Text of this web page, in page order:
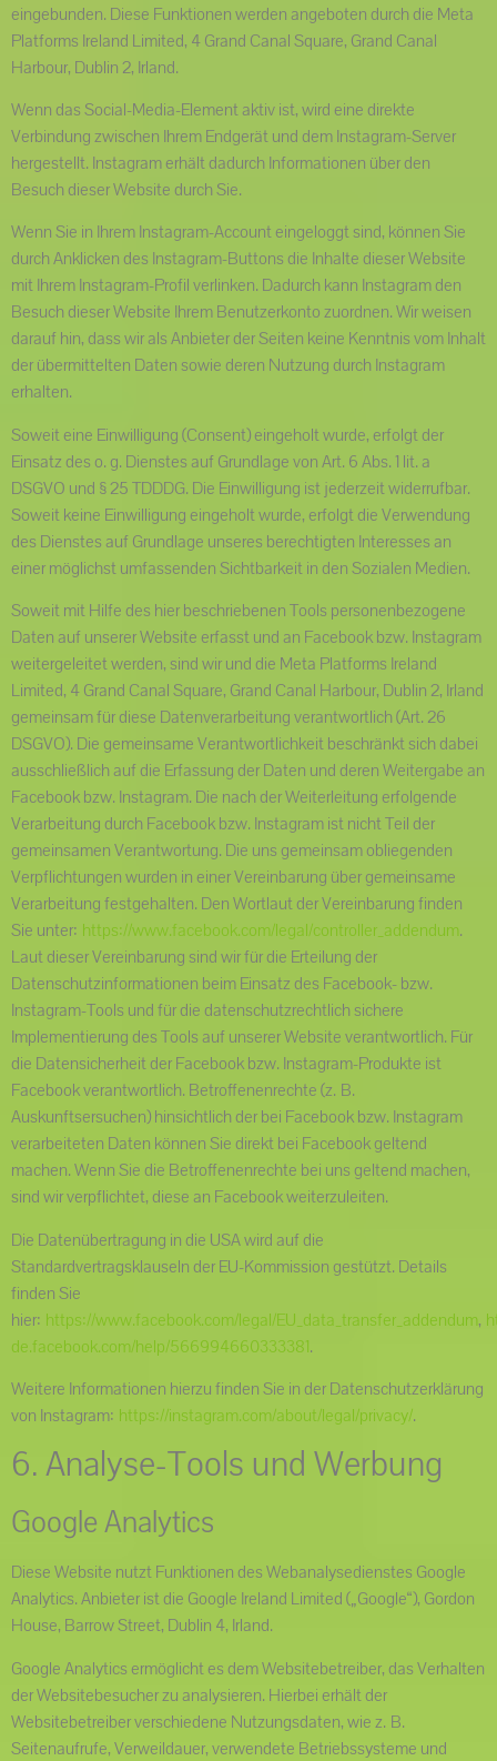
eingebunden. Diese Funktionen werden angeboten durch die Meta
Platforms Ireland Limited, 4 Grand Canal Square, Grand Canal
Harbour, Dublin 2, Irland.
Wenn das Social-Media-Element aktiv ist, wird eine direkte
Verbindung zwischen Ihrem Endgerät und dem Instagram-Server
hergestellt. Instagram erhält dadurch Informationen über den
Besuch dieser Website durch Sie.
Wenn Sie in Ihrem Instagram-Account eingeloggt sind, können Sie
durch Anklicken des Instagram-Buttons die Inhalte dieser Website
mit Ihrem Instagram-Profil verlinken. Dadurch kann Instagram den
Besuch dieser Website Ihrem Benutzerkonto zuordnen. Wir weisen
darauf hin, dass wir als Anbieter der Seiten keine Kenntnis vom Inhalt
der übermittelten Daten sowie deren Nutzung durch Instagram
erhalten.
Soweit eine Einwilligung (Consent) eingeholt wurde, erfolgt der
Einsatz des o. g. Dienstes auf Grundlage von Art. 6 Abs. 1 lit. a
DSGVO und § 25 TDDDG. Die Einwilligung ist jederzeit widerrufbar.
Soweit keine Einwilligung eingeholt wurde, erfolgt die Verwendung
des Dienstes auf Grundlage unseres berechtigten Interesses an
einer möglichst umfassenden Sichtbarkeit in den Sozialen Medien.
Soweit mit Hilfe des hier beschriebenen Tools personenbezogene
Daten auf unserer Website erfasst und an Facebook bzw. Instagram
weitergeleitet werden, sind wir und die Meta Platforms Ireland
Limited, 4 Grand Canal Square, Grand Canal Harbour, Dublin 2, Irland
gemeinsam für diese Datenverarbeitung verantwortlich (Art. 26
DSGVO). Die gemeinsame Verantwortlichkeit beschränkt sich dabei
ausschließlich auf die Erfassung der Daten und deren Weitergabe an
Facebook bzw. Instagram. Die nach der Weiterleitung erfolgende
Verarbeitung durch Facebook bzw. Instagram ist nicht Teil der
gemeinsamen Verantwortung. Die uns gemeinsam obliegenden
Verpflichtungen wurden in einer Vereinbarung über gemeinsame
Verarbeitung festgehalten. Den Wortlaut der Vereinbarung finden
Sie unter: https://www.facebook.com/legal/controller_addendum.
Laut dieser Vereinbarung sind wir für die Erteilung der
Datenschutzinformationen beim Einsatz des Facebook- bzw.
Instagram-Tools und für die datenschutzrechtlich sichere
Implementierung des Tools auf unserer Website verantwortlich. Für
die Datensicherheit der Facebook bzw. Instagram-Produkte ist
Facebook verantwortlich. Betroffenenrechte (z. B.
Auskunftsersuchen) hinsichtlich der bei Facebook bzw. Instagram
verarbeiteten Daten können Sie direkt bei Facebook geltend
machen. Wenn Sie die Betroffenenrechte bei uns geltend machen,
sind wir verpflichtet, diese an Facebook weiterzuleiten.
Die Datenübertragung in die USA wird auf die
Standardvertragsklauseln der EU-Kommission gestützt. Details
finden Sie
hier: https://www.facebook.com/legal/EU_data_transfer_addendum,
de.facebook.com/help/566994660333381.
Weitere Informationen hierzu finden Sie in der Datenschutzerklärung
von Instagram: https://instagram.com/about/legal/privacy/.
6. Analyse-Tools und Werbung
Google Analytics
Diese Website nutzt Funktionen des Webanalysedienstes Google
Analytics. Anbieter ist die Google Ireland Limited („Google“), Gordon
House, Barrow Street, Dublin 4, Irland.
Google Analytics ermöglicht es dem Websitebetreiber, das Verhalten
der Websitebesucher zu analysieren. Hierbei erhält der
Websitebetreiber verschiedene Nutzungsdaten, wie z. B.
Seitenaufrufe, Verweildauer, verwendete Betriebssysteme und